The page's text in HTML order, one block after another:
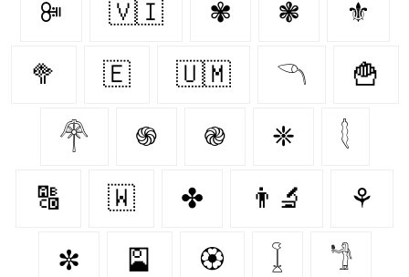
ꔼ 🇻🇮 ✾ ❃ ⚜️
🥦 🇪‌ 🇺🇲 𓆹 🍟
𓋇 ֍ ֎ ❈ 𓇛
🔠 🇼‌ ✤ 👨‍🔬 ⚘
✼ 🎴 🏵️ 𓆼 𓁙